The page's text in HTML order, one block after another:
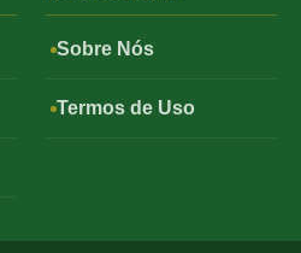
Sobre Nós
Termos de Uso